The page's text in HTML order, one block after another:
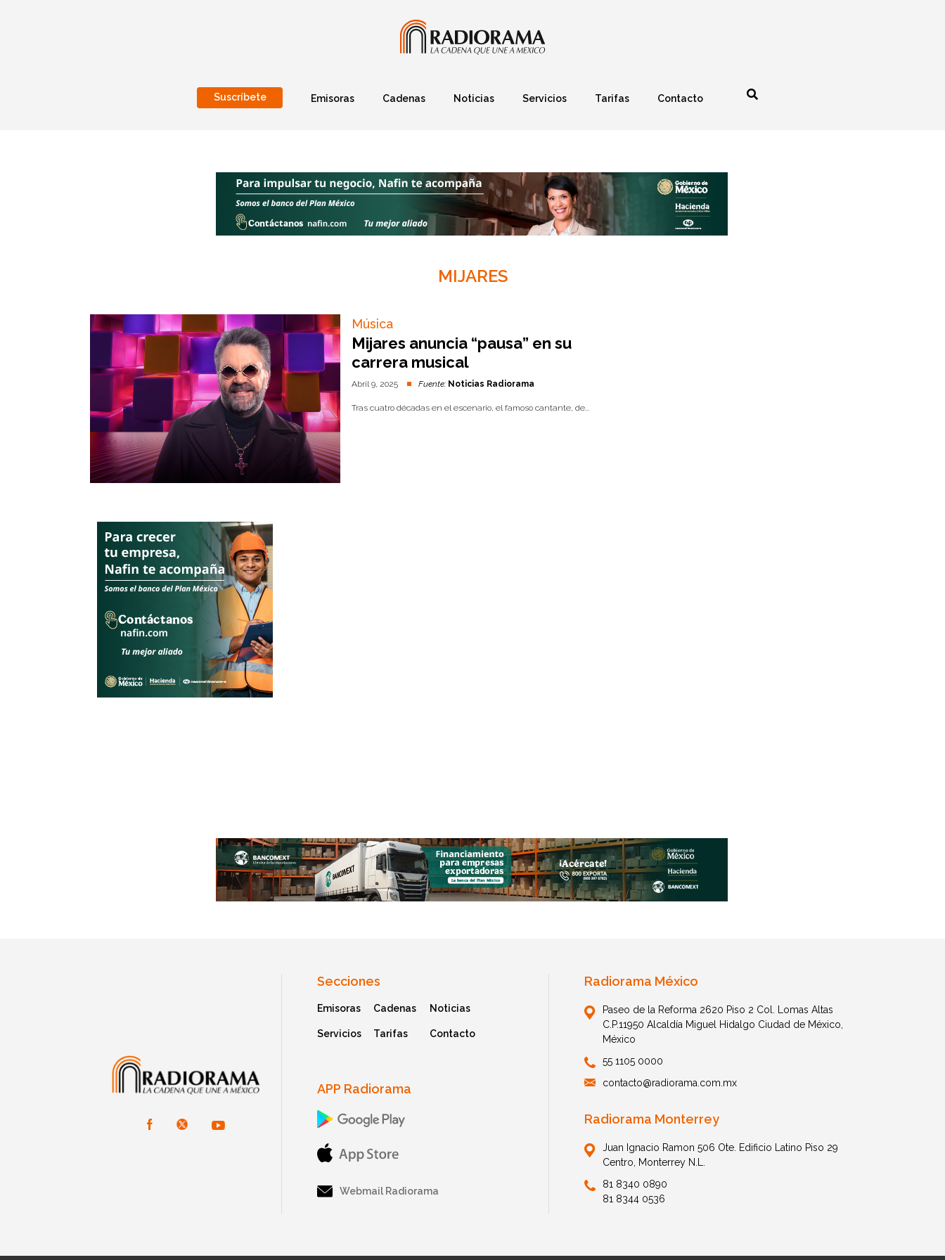
Suscríbete Emisoras Cadenas Noticias Servicios Tarifas Contacto
MIJARES
Música
Mijares anuncia “pausa” en su
carrera musical
Abril 9, 2025 Fuente: Noticias Radiorama
Tras cuatro décadas en el escenario, el famoso cantante, de...
Secciones
Emisoras Cadenas Noticias
Servicios Tarifas Contacto
APP Radiorama
Webmail Radiorama
Radiorama México
Paseo de la Reforma 2620 Piso 2 Col. Lomas Altas
C.P.11950 Alcaldía Miguel Hidalgo Ciudad de México,
México
55 1105 0000
contacto@radiorama.com.mx
Radiorama Monterrey
Juan Ignacio Ramon 506 Ote. Edificio Latino Piso 29
Centro, Monterrey N.L.
81 8340 0890
81 8344 0536